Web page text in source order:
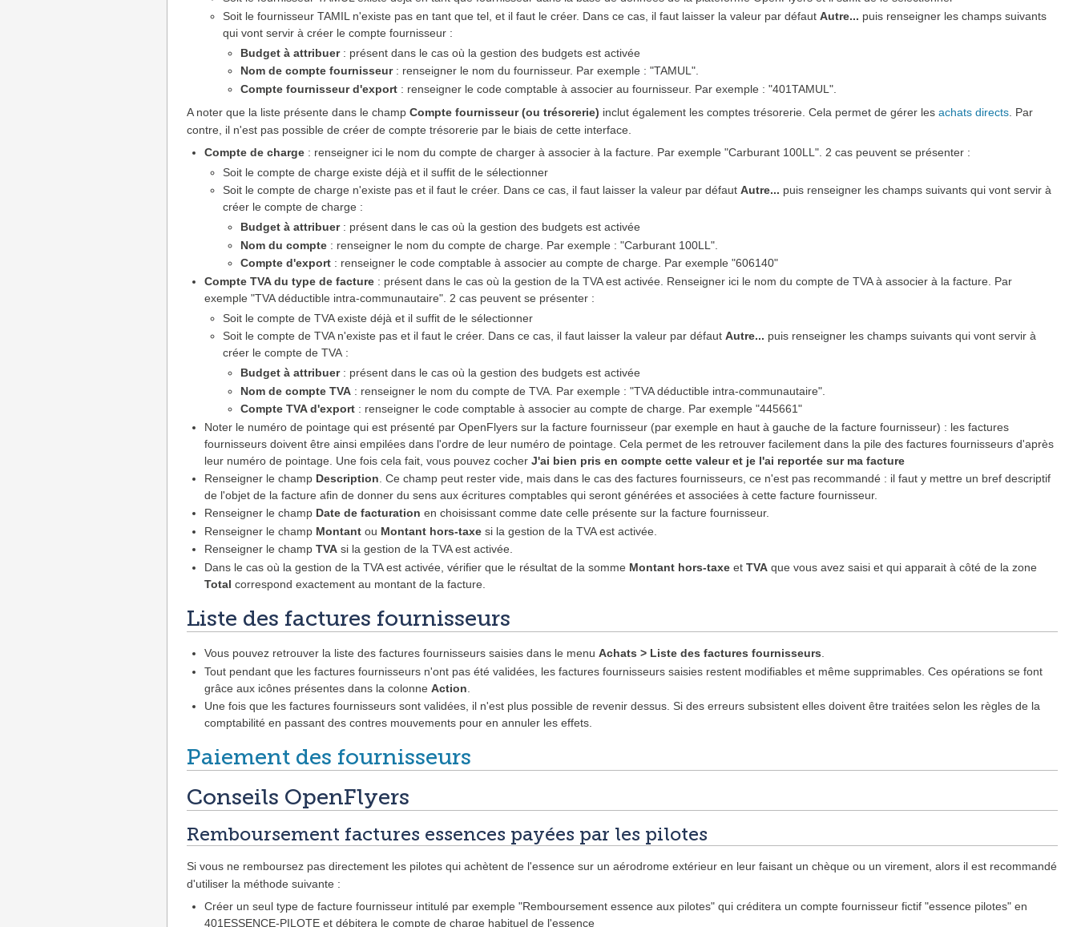
Soit le fournisseur TAMIL n'existe pas en tant que tel, et il faut le créer. Dans ce cas, il faut laisser la valeur par défaut Autre... puis renseigner les champs suivants
qui vont servir à créer le compte fournisseur :
Budget à attribuer: présent dans le cas où la gestion des budgets est activée
Nom de compte fournisseur: renseigner le nom du fournisseur. Par exemple : "TAMUL".
Compte fournisseur d'export : renseigner le code comptable à associer au fournisseur. Par exemple : "401TAMUL".
A noter que la liste présente dans le champ Compte fournisseur (ou trésorerie) inclut également les comptes trésorerie. Cela permet de gérer les achats directs . Par
contre, il n'est pas possible de créer de compte trésorerie par le biais de cette interface.
Compte de charge : renseigner ici le nom du compte de charger à associer à la facture. Par exemple "Carburant 100LL". 2 cas peuvent se présenter :
Soit le compte de charge existe déjà et il suffit de le sélectionner
Soit le compte de charge n'existe pas et il faut le créer. Dans ce cas, il faut laisser la valeur par défaut Autre... puis renseigner les champs suivants qui vont servir à
créer le compte de charge :
Budget à attribuer: présent dans le cas où la gestion des budgets est activée
Nom du compte : renseigner le nom du compte de charge. Par exemple : "Carburant 100LL".
Compte d'export : renseigner le code comptable à associer au compte de charge. Par exemple "606140"
Compte TVA du type de facture : présent dans le cas où la gestion de la TVA est activée. Renseigner ici le nom du compte de TVA à associer à la facture. Par
exemple "TVA déductible intra-communautaire". 2 cas peuvent se présenter :
Soit le compte de TVA existe déjà et il suffit de le sélectionner
Soit le compte de TVA n'existe pas et il faut le créer. Dans ce cas, il faut laisser la valeur par défaut Autre... puis renseigner les champs suivants qui vont servir à
créer le compte de TVA :
Budget à attribuer: présent dans le cas où la gestion des budgets est activée
Nom de compte TVA : renseigner le nom du compte de TVA. Par exemple : "TVA déductible intra-communautaire".
Compte TVA d'export : renseigner le code comptable à associer au compte de charge. Par exemple "445661"
Noter le numéro de pointage qui est présenté par OpenFlyers sur la facture fournisseur (par exemple en haut à gauche de la facture fournisseur) : les factures
fournisseurs doivent être ainsi empilées dans l'ordre de leur numéro de pointage. Cela permet de les retrouver facilement dans la pile des factures fournisseurs d'après
leur numéro de pointage. Une fois cela fait, vous pouvez cocherJ'ai bien pris en compte cette valeur et je l'ai reportée sur ma facture
Renseigner le champ Description . Ce champ peut rester vide, mais dans le cas des factures fournisseurs, ce n'est pas recommandé : il faut y mettre un bref descriptif
de l'objet de la facture afin de donner du sens aux écritures comptables qui seront générées et associées à cette facture fournisseur.
Renseigner le champ Date de facturation en choisissant comme date celle présente sur la facture fournisseur.
Renseigner le champ Montant ou Montant hors-taxe si la gestion de la TVA est activée.
Renseigner le champTVA si la gestion de la TVA est activée.
Dans le cas où la gestion de la TVA est activée, vérifier que le résultat de la somme Montant hors-taxe etTVA que vous avez saisi et qui apparait à côté de la zone
Total correspond exactement au montant de la facture.
Liste des factures fournisseurs
Vous pouvez retrouver la liste des factures fournisseurs saisies dans le menuAchats > Liste des factures fournisseurs.
Tout pendant que les factures fournisseurs n'ont pas été validées, les factures fournisseurs saisies restent modifiables et même supprimables. Ces opérations se font
grâce aux icônes présentes dans la colonneAction
Une fois que les factures fournisseurs sont validées, il n'est plus possible de revenir dessus. Si des erreurs subsistent elles doivent être traitées selon les règles de la
comptabilité en passant des contres mouvements pour en annuler les effets.
Paiement des fournisseurs
Conseils OpenFlyers
Remboursement factures essences payées par les pilotes
Si vous ne remboursez pas directement les pilotes qui achètent de l'essence sur un aérodrome extérieur en leur faisant un chèque ou un virement, alors il est recommandé
d'utiliser la méthode suivante :
Créer un seul type de facture fournisseur intitulé par exemple "Remboursement essence aux pilotes" qui créditera un compte fournisseur fictif "essence pilotes" en
401ESSENCE-PILOTE et débitera le compte de charge habituel de l'essence